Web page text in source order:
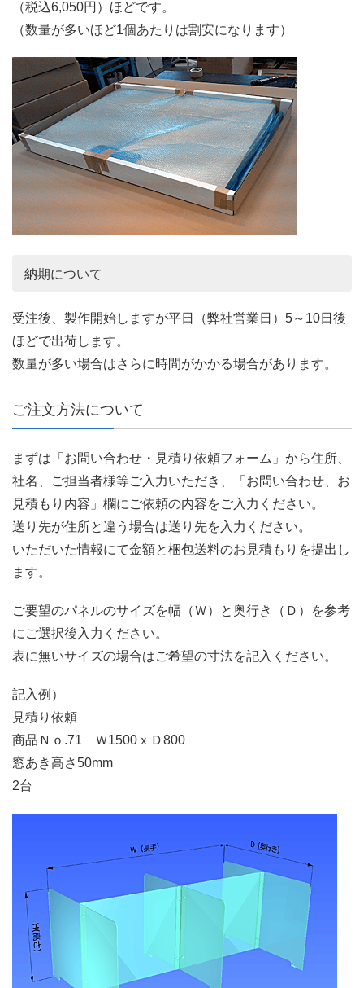
（税込6,050円）ほどです。
（数量が多いほど1個あたりは割安になります）
納期について
受注後、製作開始しますが平日（弊社営業日）5～10日後
ほどで出荷します。
数量が多い場合はさらに時間がかかる場合があります。
ご注文方法について
まずは「お問い合わせ・見積り依頼フォーム」から住所、
社名、ご担当者様等ご入力いただき、「お問い合わせ、お
見積もり内容」欄にご依頼の内容をご入力ください。
送り先が住所と違う場合は送り先を入力ください。
いただいた情報にて金額と梱包送料のお見積もりを提出し
ます。
ご要望のパネルのサイズを幅（Ｗ）と奥行き（Ｄ）を参考
にご選択後入力ください。
表に無いサイズの場合はご希望の寸法を記入ください。
記入例）
見積り依頼
商品Ｎｏ.71 Ｗ1500ｘＤ800
窓あき高さ50mm
2台